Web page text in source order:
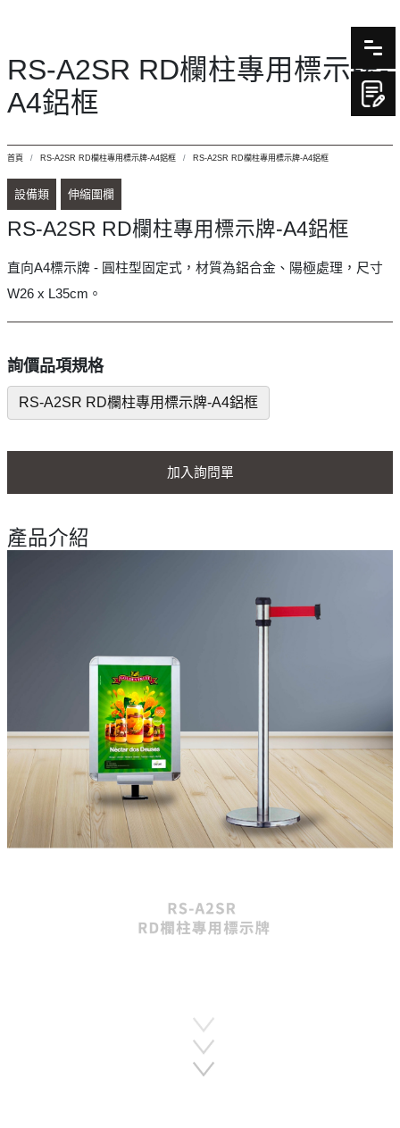
RS-A2SR RD欄柱專用標示牌-
A4鋁框
首頁 RS-A2SR RD欄柱專用標示牌-A4鋁框 RS-A2SR RD欄柱專用標示牌-A4鋁框
設備類 伸縮圍欄
RS-A2SR RD欄柱專用標示牌-A4鋁框
直向A4標示牌 - 圓柱型固定式，材質為鋁合金、陽極處理，尺寸
W26 x L35cm。
詢價品項規格
RS-A2SR RD欄柱專用標示牌-A4鋁框
加入詢問單
產品介紹